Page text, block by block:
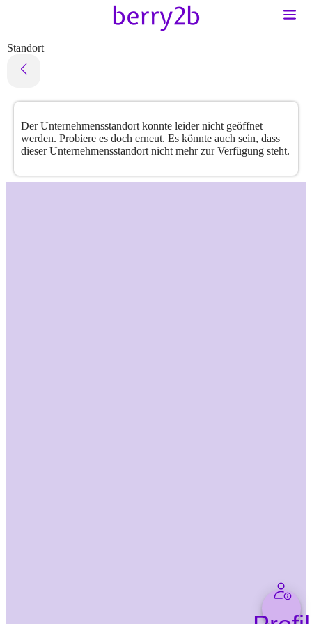
Standort
Der Unternehmensstandort konnte leider nicht geöffnet
werden. Probiere es doch erneut. Es könnte auch sein, dass
dieser Unternehmensstandort nicht mehr zur Verfügung steht.